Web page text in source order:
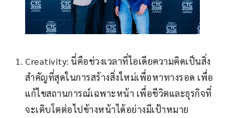
Creativity: นี่คือช่วงเวลาที่ไอเดียความคิดเป็นสิ่ง
สำคัญที่สุดในการสร้างสิ่งใหม่เพื่อหาทางรอด เพื่อ
แก้ไขสถานการณ์เฉพาะหน้า เพื่อชีวิตและธุรกิจที่
จะเติบโตต่อไปข้างหน้าได้อย่างมีเป้าหมาย